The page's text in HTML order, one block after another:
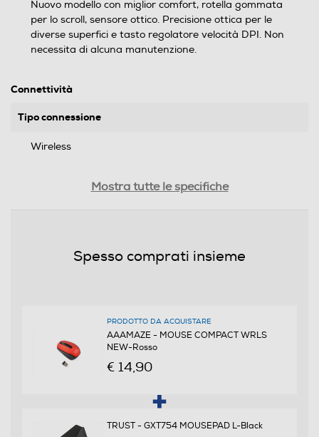
Nuovo modello con miglior comfort, rotella gommata
per lo scroll, sensore ottico. Precisione ottica per le
diverse superfici e tasto regolatore velocità DPI. Non
necessita di alcuna manutenzione.
Connettività
Tipo connessione
Wireless
Informazioni sulla sicurezza del prodotto
Mostra tutte le specifiche
Spesso comprati insieme
PRODOTTO DA ACQUISTARE
AAAMAZE - MOUSE COMPACT WRLS
NEW-Rosso
€ 14,90
TRUST - GXT754 MOUSEPAD L-Black